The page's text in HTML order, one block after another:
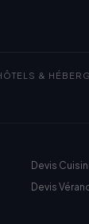
&
Devis
Devis